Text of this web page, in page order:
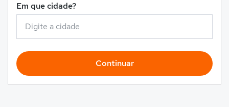
Em que cidade?
Continuar